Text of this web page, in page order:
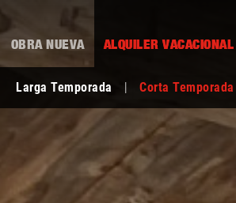
OBRA NUEVA ALQUILER VACACIONAL
Larga Temporada | Corta Temporada